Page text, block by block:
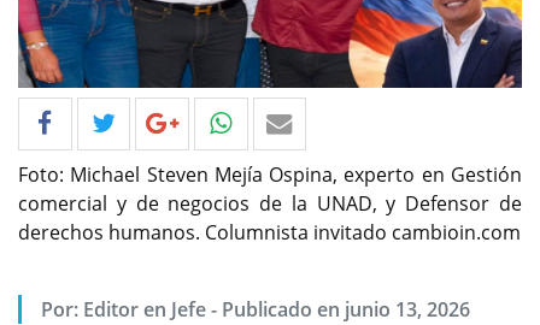
Foto: Michael Steven Mejía Ospina, experto en Gestión
comercial y de negocios de la UNAD, y Defensor de
derechos humanos. Columnista invitado cambioin.com
Por: Editor en Jefe - Publicado en junio 13, 2026